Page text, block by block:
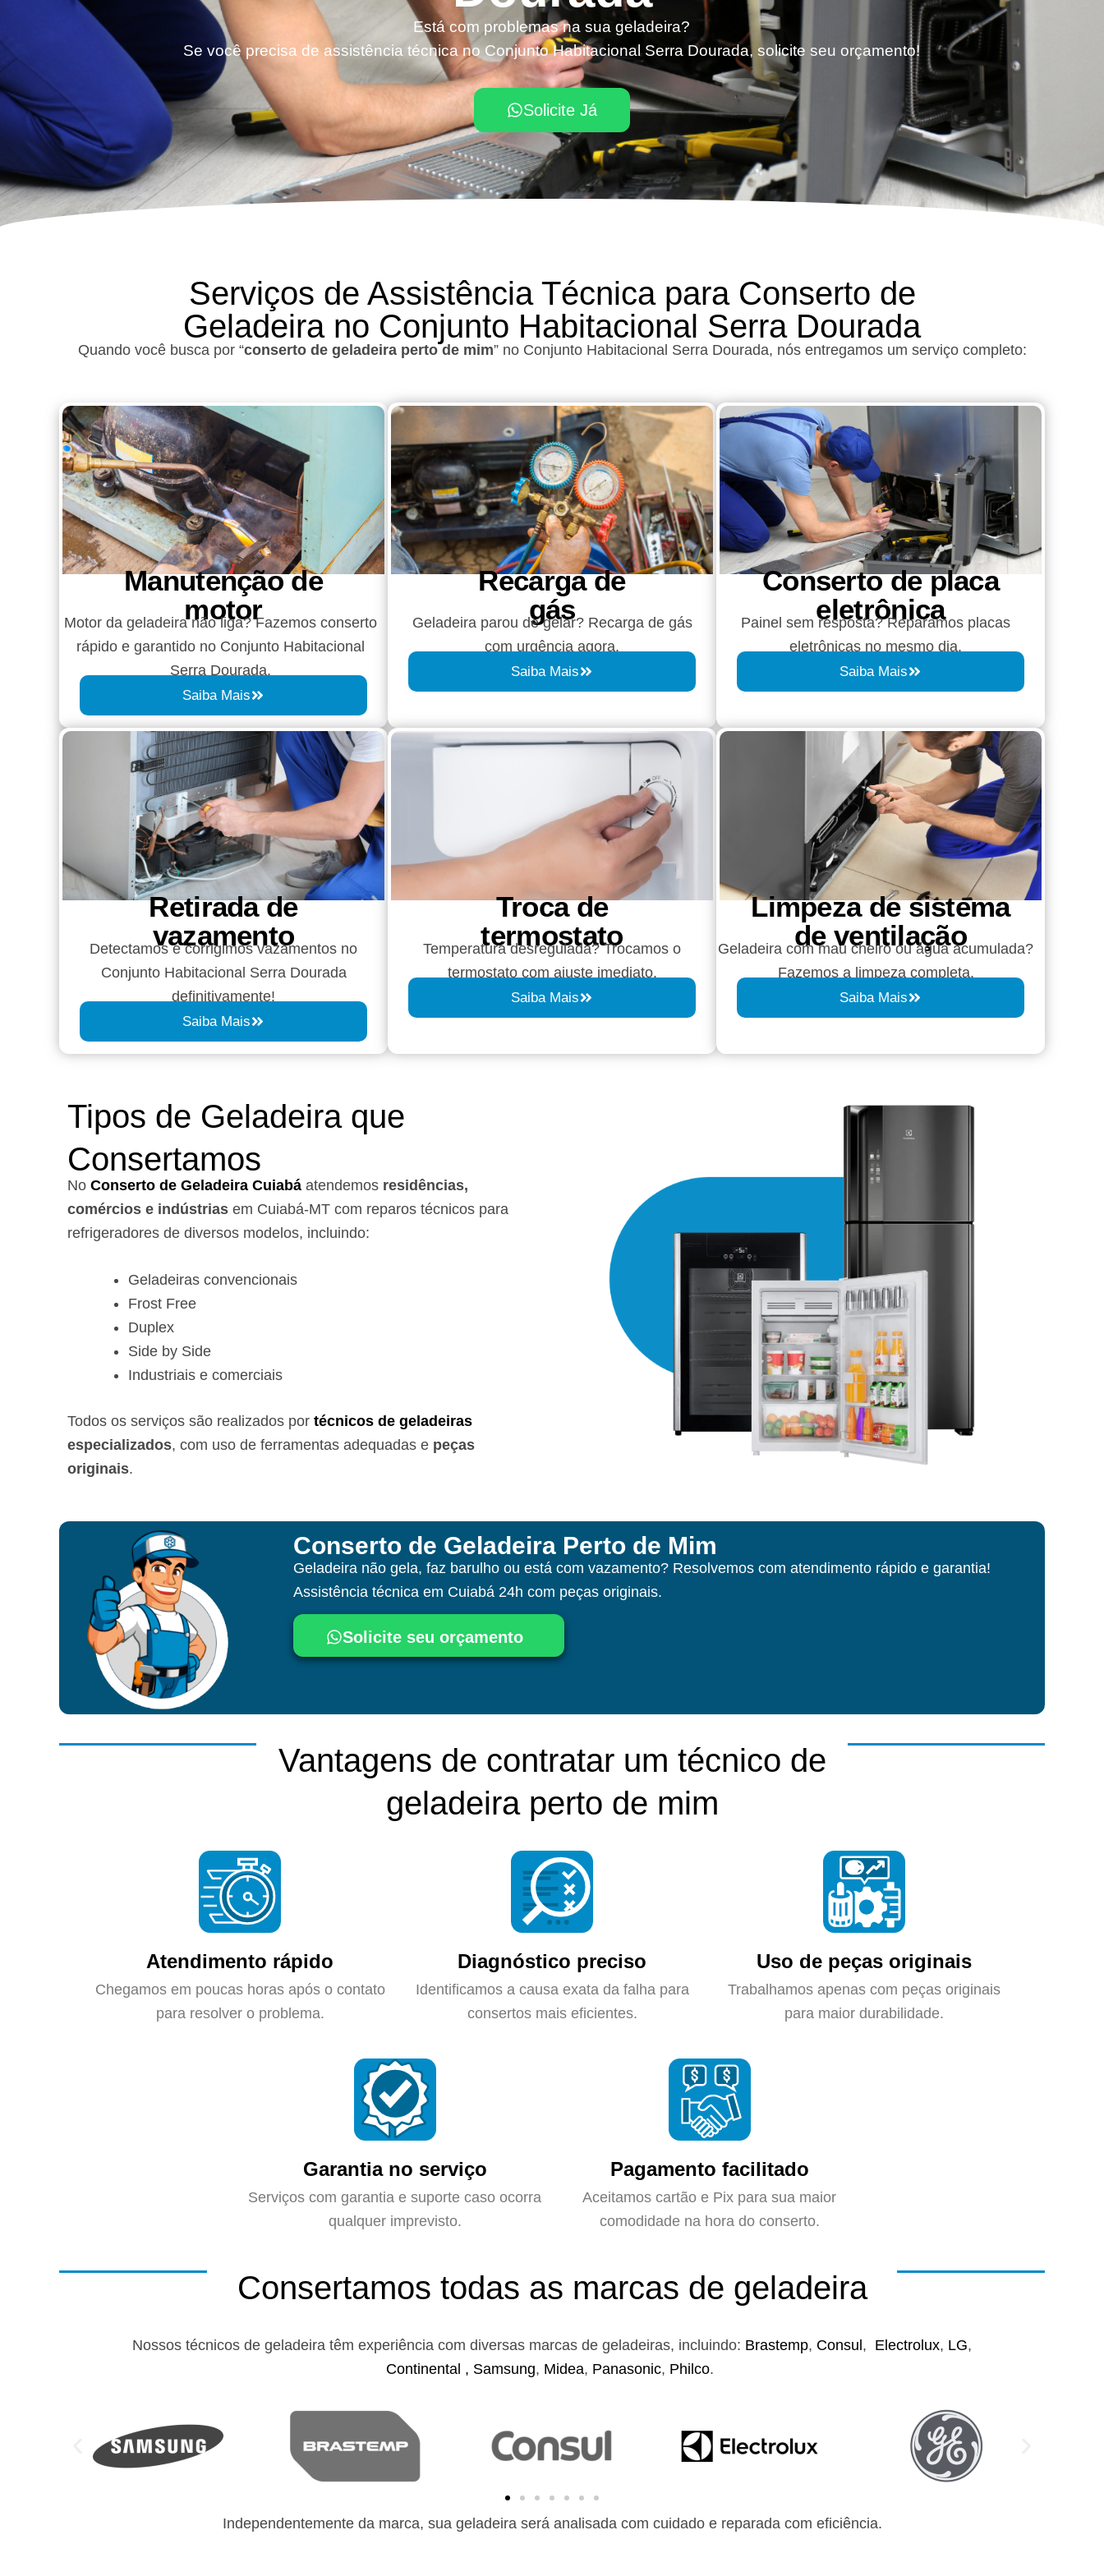
Está com problemas na sua geladeira?
Se você precisa de assistência técnica no Conjunto Habitacional Serra Dourada, solicite seu orçamento!
Solicite Já
Serviços de Assistência Técnica para Conserto de
Geladeira no Conjunto Habitacional Serra Dourada
Quando você busca por “conserto de geladeira perto de mim” no Conjunto Habitacional Serra Dourada, nós entregamos um serviço completo:
Manutenção de
motor
Motor da geladeira não liga? Fazemos conserto
rápido e garantido no Conjunto Habitacional
Serra Dourada.
Saiba Mais
Recarga de
gás
Geladeira parou de gelar? Recarga de gás
com urgência agora.
Saiba Mais
Conserto de placa
eletrônica
Painel sem resposta? Reparamos placas
eletrônicas no mesmo dia.
Saiba Mais
Retirada de
vazamento​​
Detectamos e corrigimos vazamentos no
Conjunto Habitacional Serra Dourada
definitivamente!
Saiba Mais
Troca de
termostato
Temperatura desregulada? Trocamos o
termostato com ajuste imediato.
Saiba Mais
Limpeza de sistema
de ventilação
Geladeira com mau cheiro ou água acumulada?
Fazemos a limpeza completa.
Saiba Mais
Tipos de Geladeira que
Consertamos
No Conserto de Geladeira Cuiabá atendemos residências,
comércios e indústrias em Cuiabá-MT com reparos técnicos para
refrigeradores de diversos modelos, incluindo:
Geladeiras convencionais
Frost Free
Duplex
Side by Side
Industriais e comerciais
Todos os serviços são realizados por técnicos de geladeiras
especializados, com uso de ferramentas adequadas e peças
originais.
Conserto de Geladeira Perto de Mim
Geladeira não gela, faz barulho ou está com vazamento? Resolvemos com atendimento rápido e garantia!
Assistência técnica em Cuiabá 24h com peças originais.
Solicite seu orçamento
Vantagens de contratar um técnico de
geladeira perto de mim
Atendimento rápido
Chegamos em poucas horas após o contato
para resolver o problema.
Diagnóstico preciso
Identificamos a causa exata da falha para
consertos mais eficientes.
Uso de peças originais
Trabalhamos apenas com peças originais
para maior durabilidade.
Garantia no serviço
Serviços com garantia e suporte caso ocorra
qualquer imprevisto.
Pagamento facilitado
Aceitamos cartão e Pix para sua maior
comodidade na hora do conserto.
Consertamos todas as marcas de geladeira
Nossos técnicos de geladeira têm experiência com diversas marcas de geladeiras, incluindo: Brastemp, Consul , Electrolux, LG,
Continental , Samsung, Midea, Panasonic, Philco.
Independentemente da marca, sua geladeira será analisada com cuidado e reparada com eficiência.